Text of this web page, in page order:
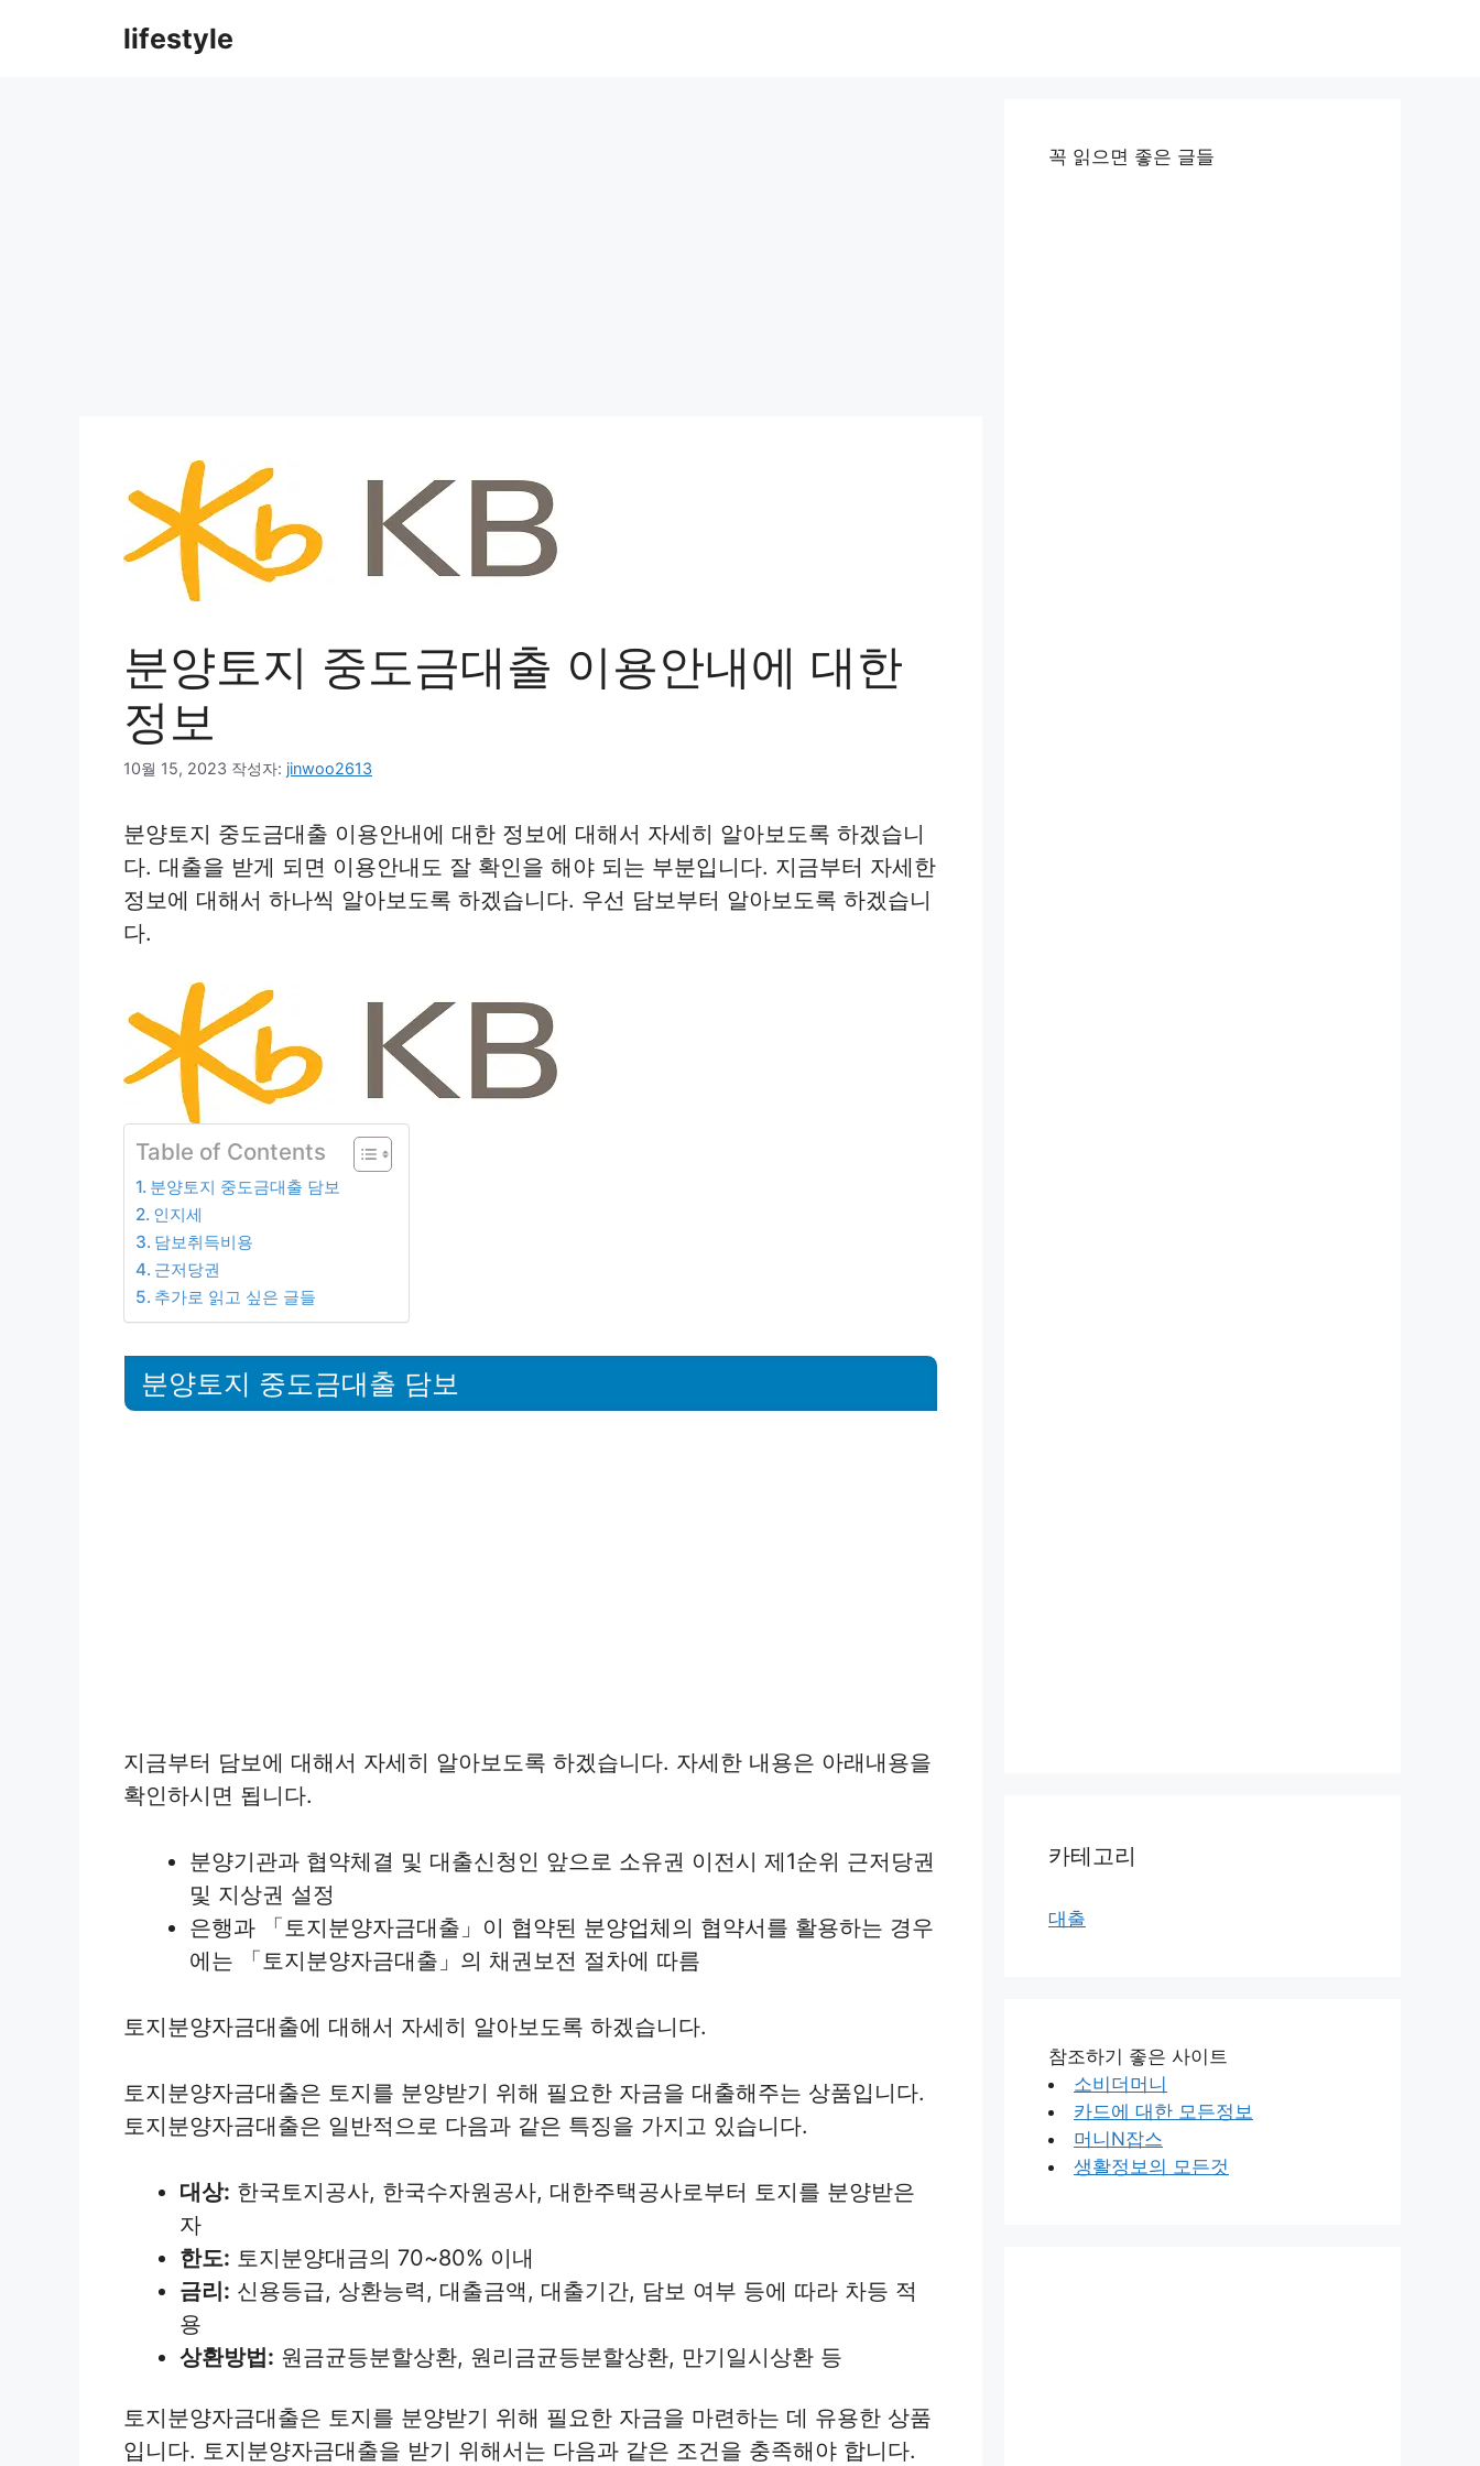
lifestyle
분양토지 중도금대출 이용안내에 대한
정보
10월 15, 2023 작성자: jinwoo2613
분양토지 중도금대출 이용안내에 대한 정보에 대해서 자세히 알아보도록 하겠습니
다. 대출을 받게 되면 이용안내도 잘 확인을 해야 되는 부분입니다. 지금부터 자세한
정보에 대해서 하나씩 알아보도록 하겠습니다. 우선 담보부터 알아보도록 하겠습니
다.
Table of Contents
분양토지 중도금대출 담보
인지세
담보취득비용
근저당권
추가로 읽고 싶은 글들
분양토지 중도금대출 담보
지금부터 담보에 대해서 자세히 알아보도록 하겠습니다. 자세한 내용은 아래내용을
확인하시면 됩니다.
분양기관과 협약체결 및 대출신청인 앞으로 소유권 이전시 제1순위 근저당권
및 지상권 설정
은행과 「토지분양자금대출」이 협약된 분양업체의 협약서를 활용하는 경우
에는 「토지분양자금대출」의 채권보전 절차에 따름
토지분양자금대출에 대해서 자세히 알아보도록 하겠습니다.
토지분양자금대출은 토지를 분양받기 위해 필요한 자금을 대출해주는 상품입니다.
토지분양자금대출은 일반적으로 다음과 같은 특징을 가지고 있습니다.
대상: 한국토지공사, 한국수자원공사, 대한주택공사로부터 토지를 분양받은
자
한도: 토지분양대금의 70~80% 이내
금리: 신용등급, 상환능력, 대출금액, 대출기간, 담보 여부 등에 따라 차등 적
용
상환방법: 원금균등분할상환, 원리금균등분할상환, 만기일시상환 등
토지분양자금대출은 토지를 분양받기 위해 필요한 자금을 마련하는 데 유용한 상품
입니다. 토지분양자금대출을 받기 위해서는 다음과 같은 조건을 충족해야 합니다.
꼭 읽으면 좋은 글들
카테고리
대출
참조하기 좋은 사이트
소비더머니
카드에 대한 모든정보
머니N잡스
생활정보의 모든것